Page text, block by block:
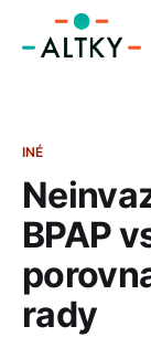
INÉ
BPAP
rady